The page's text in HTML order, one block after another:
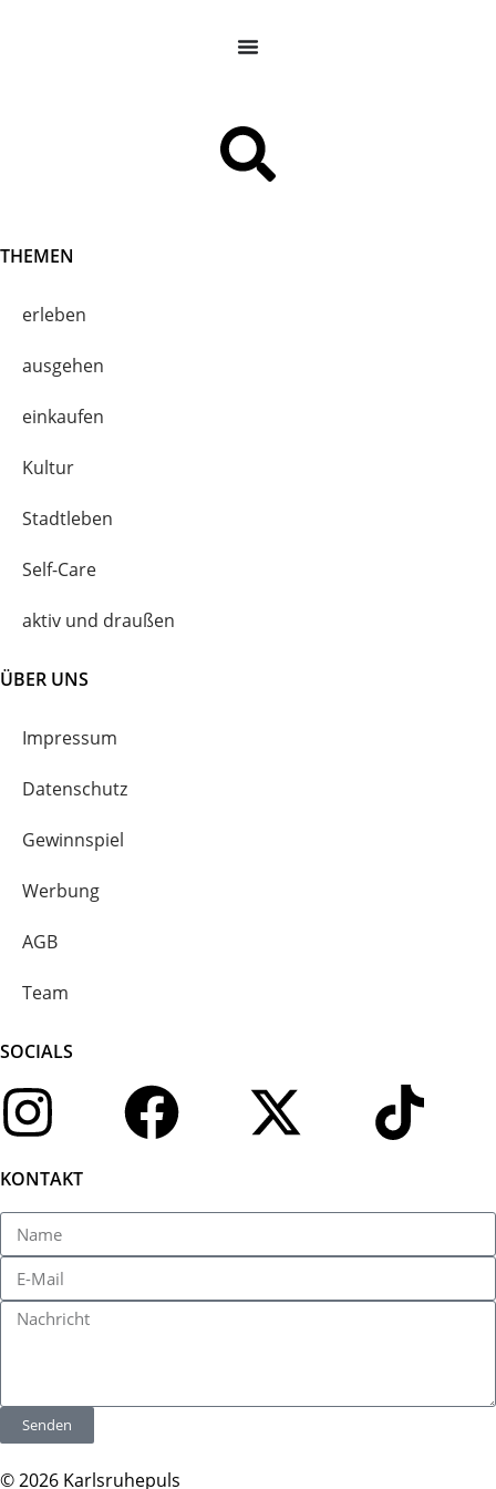
THEMEN
erleben
ausgehen
einkaufen
Kultur
Stadtleben
Self-Care
aktiv und draußen
ÜBER UNS
Impressum
Datenschutz
Gewinnspiel
Werbung
AGB
Team
SOCIALS
KONTAKT
Senden
© 2026 Karlsruhepuls